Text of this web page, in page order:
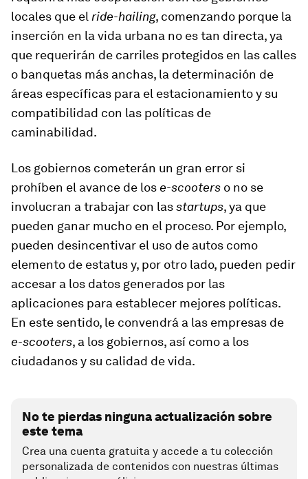
locales que el ride-hailing, comenzando porque la
inserción en la vida urbana no es tan directa, ya
que requerirán de carriles protegidos en las calles
o banquetas más anchas, la determinación de
áreas específicas para el estacionamiento y su
compatibilidad con las políticas de
caminabilidad.
Los gobiernos cometerán un gran error si
prohíben el avance de los e-scooters o no se
involucran a trabajar con lasstartups, ya que
pueden ganar mucho en el proceso. Por ejemplo,
pueden desincentivar el uso de autos como
elemento de estatus y, por otro lado, pueden pedir
accesar a los datos generados por las
aplicaciones para establecer mejores políticas.
En este sentido, le convendrá a las empresas de
e-scooters, a los gobiernos, así como a los
ciudadanos y su calidad de vida.
No te pierdas ninguna actualización sobre
este tema
Crea una cuenta gratuita y accede a tu colección
personalizada de contenidos con nuestras últimas